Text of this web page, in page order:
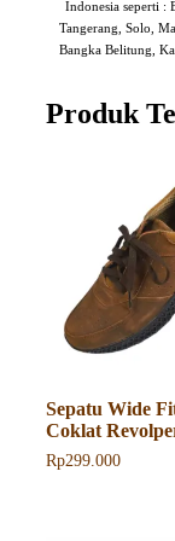
Indonesia seperti :
Tangerang, Solo,
Bangka Belitung,
Produk
Sepatu Wide
Coklat
Rp299.000